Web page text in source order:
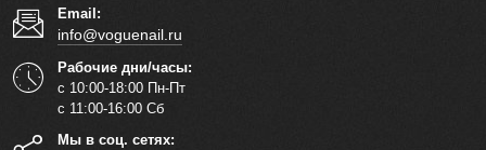
Email:
info@voguenail.ru
Рабочие дни/часы:
с 10:00-18:00 Пн-Пт
с 11:00-16:00 Сб
Мы в соц. сетях: